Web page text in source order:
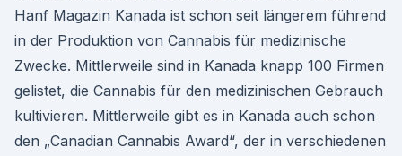
Hanf Magazin Kanada ist schon seit längerem führend
in der Produktion von Cannabis für medizinische
Zwecke. Mittlerweile sind in Kanada knapp 100 Firmen
gelistet, die Cannabis für den medizinischen Gebrauch
kultivieren. Mittlerweile gibt es in Kanada auch schon
den „Canadian Cannabis Award“, der in verschiedenen